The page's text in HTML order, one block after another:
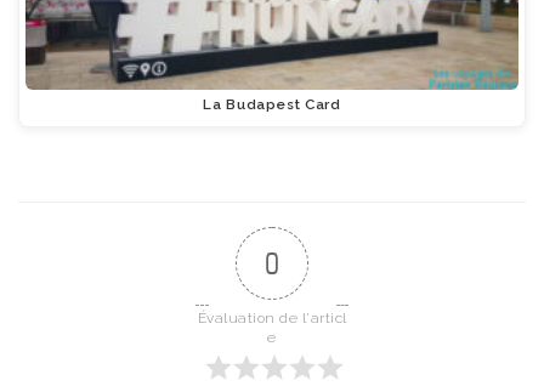
La Budapest Card
0
Évaluation de l'articl
e